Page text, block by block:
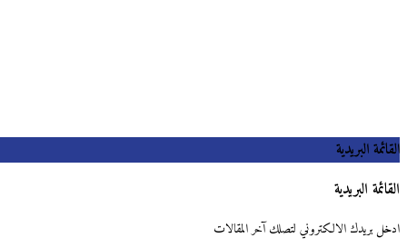
القائمة البريدية
القائمة البريدية
ادخل بريدك الالكتروني لتصلك آخر المقالات